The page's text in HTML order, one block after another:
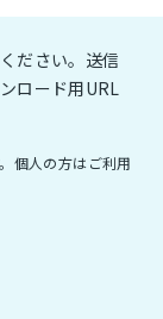
ださい。送信
ロード用URL
個人の方はご利用